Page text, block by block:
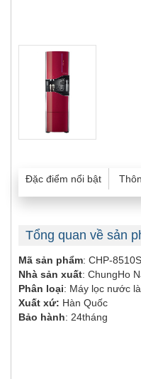
Đặc điểm nổi bật
Tổng quan về sản
Mã sản phẩm: CHP-
Nhà sản xuất: ChungHo
Phân loại: Máy lọc nước
Xuất xứ: Hàn Quốc
Bảo hành: 24tháng